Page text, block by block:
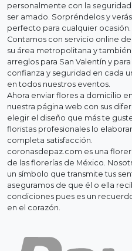
personalmente con la
ser amado. Sorpréndelos y
perfecto para cualquier ocasión.
Contamos con servicio online
su área metropolitana y
arreglos para San Valentín y
confianza y seguridad en cada
en todos nuestros eventos.
Ahora enviar flores a domicilio
nuestra página web con sus
elegir el diseño que más te
floristas profesionales lo
completa satisfacción.
coronasdepaz.com es una
de las florerías de México.
un símbolo que transmite tus
aseguramos de que él o ella
condiciones pues es un
en el corazón.